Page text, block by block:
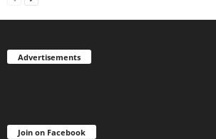
Advertisements
Join on Facebook